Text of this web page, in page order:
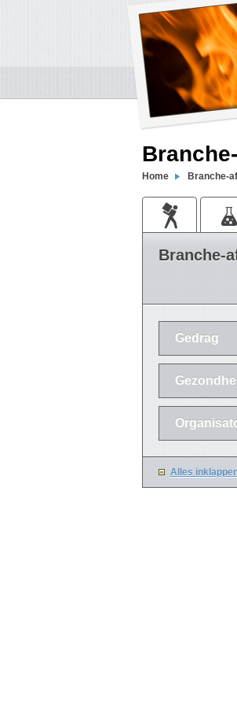
Home Branche-
Branche-
Gedrag
Alles